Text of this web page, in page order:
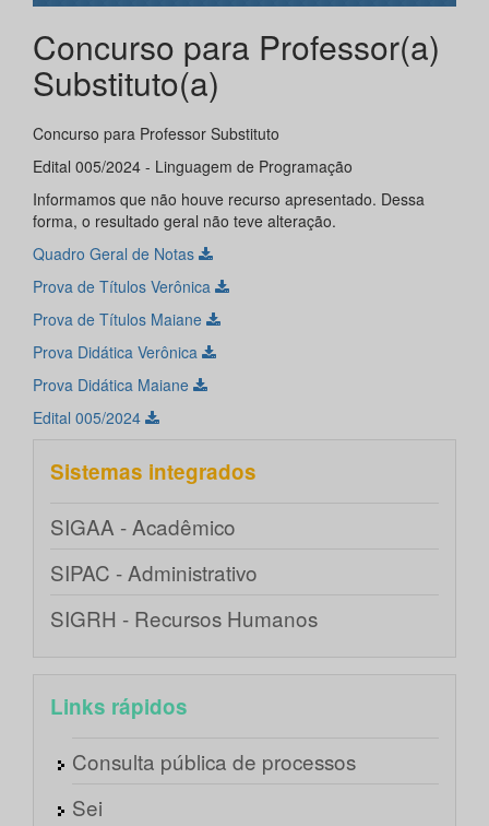
Concurso para Professor(a)
Substituto(a)
Concurso para Professor Substituto
Edital 005/2024 - Linguagem de Programação
Informamos que não houve recurso apresentado. Dessa
forma, o resultado geral não teve alteração.
Quadro Geral de Notas
Prova de Títulos Verônica
Prova de Títulos Maiane
Prova Didática Verônica
Prova Didática Maiane
Edital 005/2024
Sistemas integrados
SIGAA - Acadêmico
SIPAC - Administrativo
SIGRH - Recursos Humanos
Links rápidos
Consulta pública de processos
Sei